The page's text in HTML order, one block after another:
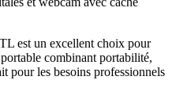
est un excellent choix pour
combinant portabilité,
pour les besoins professionnels